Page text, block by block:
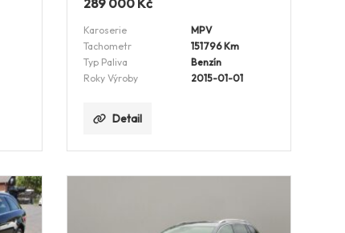
289 000 Kč
Karoserie
MPV
Tachometr
151796 Km
Typ Paliva
Benzín
Roky Výroby
2015-01-01
Detail